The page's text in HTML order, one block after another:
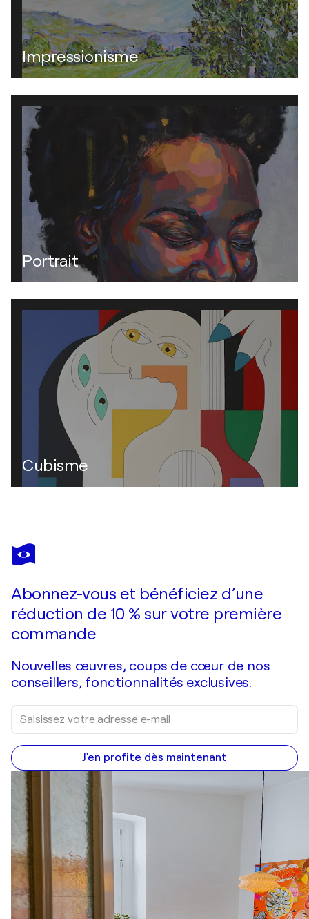
Impressionisme
Portrait
Cubisme
Abonnez-vous et bénéficiez d’une
réduction de 10 % sur votre première
commande
Nouvelles œuvres, coups de cœur de nos
conseillers, fonctionnalités exclusives.
J'en profite dès maintenant